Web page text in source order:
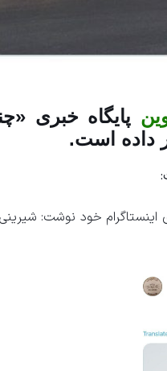
پایگاه خبری
داده است.
اینستاگرام خود نوشت: